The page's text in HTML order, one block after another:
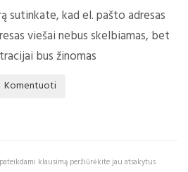
sutinkate, kad el. pašto adresas
viešai nebus skelbiamas, bet
bus žinomas
Komentuoti
klausimą peržiūrėkite jau atsakytus